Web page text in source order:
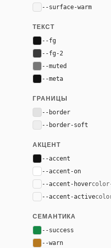
--surface-warm
ТЕКСТ
--fg
--fg-2
--muted
--meta
ГРАНИЦЫ
--border
--border-soft
АКЦЕНТ
--accent
--accent-on
--accent-hover
--accent-active
СЕМАНТИКА
--success
--warn